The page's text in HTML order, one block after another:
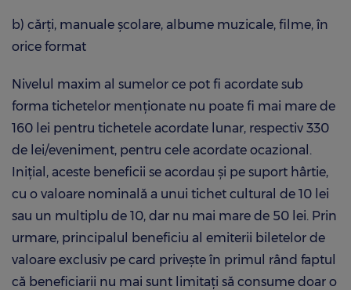
b) cărţi, manuale şcolare, albume muzicale, filme, în
orice format
Nivelul maxim al sumelor ce pot fi acordate sub
forma tichetelor menţionate nu poate fi mai mare de
160 lei pentru tichetele acordate lunar, respectiv 330
de lei/eveniment, pentru cele acordate ocazional.
Iniţial, aceste beneficii se acordau și pe suport hârtie,
cu o valoare nominală a unui tichet cultural de 10 lei
sau un multiplu de 10, dar nu mai mare de 50 lei. Prin
urmare, principalul beneficiu al emiterii biletelor de
valoare exclusiv pe card priveşte în primul rând faptul
că beneficiarii nu mai sunt limitaţi să consume doar o